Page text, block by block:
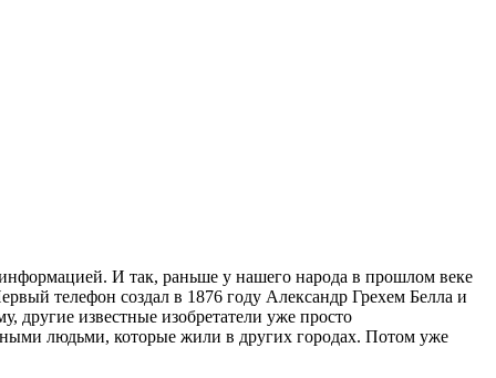
И так, раньше у нашего народа в прошлом веке
телефон создал в 1876 году Александр Грехем Белла и
другие известные изобретатели уже просто
людьми, которые жили в других городах. Потом уже